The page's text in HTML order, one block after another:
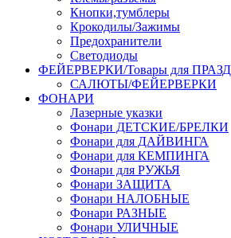
Кнопки,тумблеры
Крокодилы/Зажимы
Предохранители
Светодиоды
ФЕЙЕРВЕРКИ/Товары для
САЛЮТЫ/ФЕЙЕРВЕРКИ
ФОНАРИ
Лазерные указки
Фонари ДЕТСКИЕ/БРЕЛКИ
Фонари для ДАЙВИНГА
Фонари для КЕМПИНГА
Фонари для РУЖЬЯ
Фонари ЗАЩИТА
Фонари НАЛОБНЫЕ
Фонари РАЗНЫЕ
Фонари УЛИЧНЫЕ